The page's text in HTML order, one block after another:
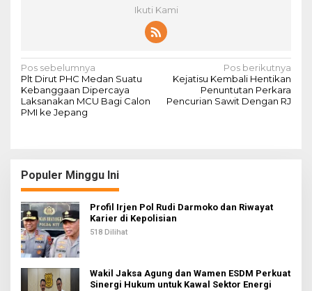
Ikuti Kami
N
a
v
a
s
i
p
o
s
Pos sebelumnya
Plt Dirut PHC Medan Suatu
Kebanggaan Dipercaya
Laksanakan MCU Bagi Calon
PMI ke Jepang
Pos berikutnya
Kejatisu Kembali Hentikan
Penuntutan Perkara
Pencurian Sawit Dengan RJ
Populer Minggu Ini
Profil Irjen Pol Rudi Darmoko dan Riwayat
Karier di Kepolisian
518 Dilihat
Wakil Jaksa Agung dan Wamen ESDM Perkuat
Sinergi Hukum untuk Kawal Sektor Energi